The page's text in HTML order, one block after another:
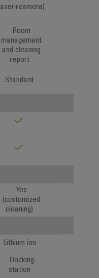
laser+camera)
Room
management
and cleaning
report
Standard
Yes
(customized
cleaning)
Lithium ion
Docking
station